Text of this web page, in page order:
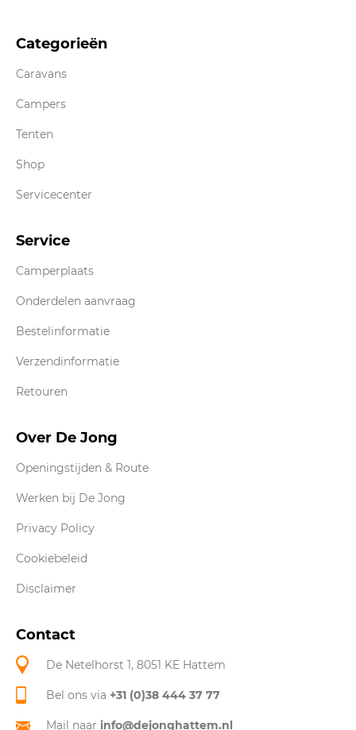
Categorieën
Caravans
Campers
Tenten
Shop
Servicecenter
Service
Camperplaats
Onderdelen aanvraag
Bestelinformatie
Verzendinformatie
Retouren
Over De Jong
Openingstijden & Route
Werken bij De Jong
Privacy Policy
Cookiebeleid
Disclaimer
Contact
De Netelhorst 1, 8051 KE Hattem
Bel ons via +31 (0)38 444 37 77
Mail naar info@dejonghattem.nl